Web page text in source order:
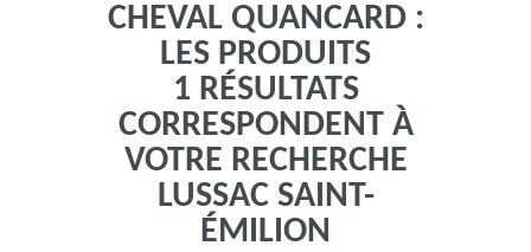
CHEVAL QUANCARD :
LES PRODUITS
1 RÉSULTATS
CORRESPONDENT À
VOTRE RECHERCHE
LUSSAC SAINT-
ÉMILION